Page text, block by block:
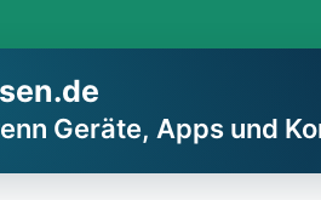
Geräte, Apps und